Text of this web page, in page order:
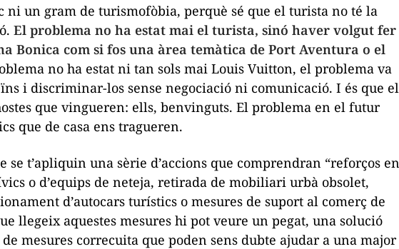
ni un gram de turismofòbia, perquè sé que el turista no té la
El problema no ha estat mai el turista, sinó haver volgut fer
Bonica com si fos una àrea temàtica de Port Aventura o el
no ha estat ni tan sols mai Louis Vuitton, el problema va
i discriminar-los sense negociació ni comunicació. I és que el
que vingueren: ells, benvinguts. El problema en el futur
que de casa ens tragueren.
se t’apliquin una sèrie d’accions que comprendran “reforços en
o d’equips de neteja, retirada de mobiliari urbà obsolet,
d’autocars turístics o mesures de suport al comerç de
llegeix aquestes mesures hi pot veure un pegat, una solució
mesures correcuita que poden sens dubte ajudar a una major